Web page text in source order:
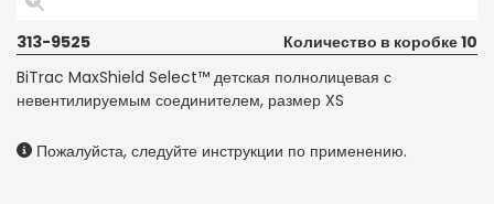
313-9525
Количество в коробке 10
BiTrac MaxShield Select™ детская полнолицевая с
невентилируемым соединителем, размер XS
Пожалуйста, следуйте инструкции по применению.